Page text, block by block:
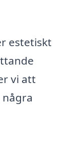
estetiskt
vi att